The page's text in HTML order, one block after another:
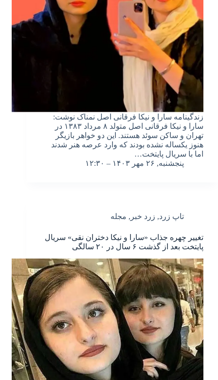
زندگینامه سارا و نیکا فرقانی اصل نمناک نوشت:
سارا و نیکا فرقانی اصل متولد ۸ مرداد ۱۳۸۳ در
تهران و ساکن سوئد هستند. این دو خواهر بازیگر
هنوز یکساله نشده بودند که وارد عرصه هنر شدند
اما با سریال پایتخت…
پنجشنبه, ۲۶ مهر ۱۴۰۳ – ۱۲:۳۰
تاپ زرد, زرد خبر , مجله
تغییر چهره جذاب «سارا و نیکا دختران نقی» سریال
پایتخت بعد از گذشت ۶ سال در ۲۰ سالگی